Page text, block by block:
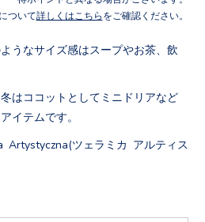
ついて詳しくはこちら をご確認ください。
うなサイズ感はスープやお茶、飲
はココットとしてミニドリアなど
イテムです。
Artystyczna(ツェラミカ アルティス